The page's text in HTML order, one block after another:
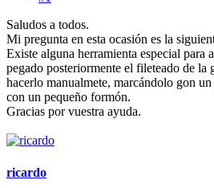
Saludos a todos.
Mi pregunta en esta ocasión es la
Existe alguna herramienta especial para
pegado posteriormente el fileteado de la
hacerlo manualmete, marcándolo gon
con un pequeño formón.
Gracias por vuestra ayuda.
ricardo